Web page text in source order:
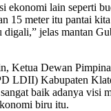
ekonomi lain seperti
15 meter itu pantai
digali,” jelas mantan
Ketua Dewan
LDII) Kabupaten
baik adanya visi
biru itu.